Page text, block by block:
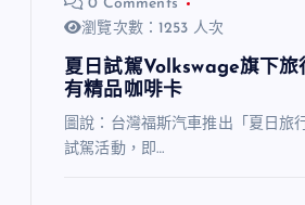
0 Comments
瀏覽次數：1253 人次
夏日試駕Volkswage旗下
有精品咖啡卡
圖說：台灣福斯汽車推出「夏日旅
試駕活動，即…